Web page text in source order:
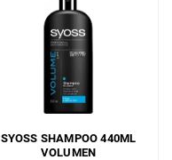
SYOSS SHAMPOO 440ML
VOLUMEN